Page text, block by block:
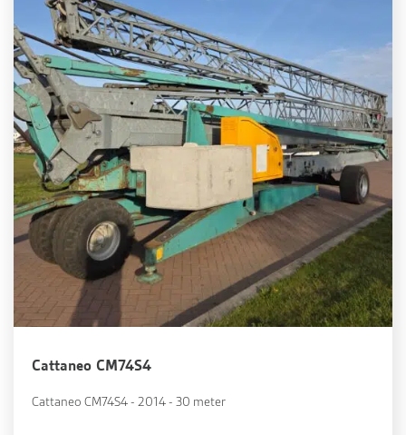
Cattaneo CM74S4
Cattaneo CM74S4 - 2014 - 30 meter